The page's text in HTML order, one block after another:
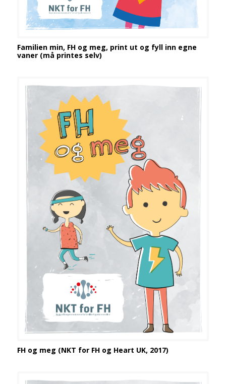
Familien min, FH og meg, print ut og fyll inn egne
vaner (må printes selv)
FH og meg (NKT for FH og Heart UK, 2017)